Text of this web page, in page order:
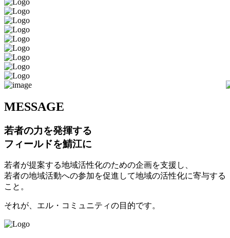
MESSAGE
若者の力を発揮する
フィールドを鯖江に
若者が提案する地域活性化のための企画を支援し、
若者の地域活動への参加を促進して地域の活性化に寄与する
こと。
それが、エル・コミュニティの目的です。